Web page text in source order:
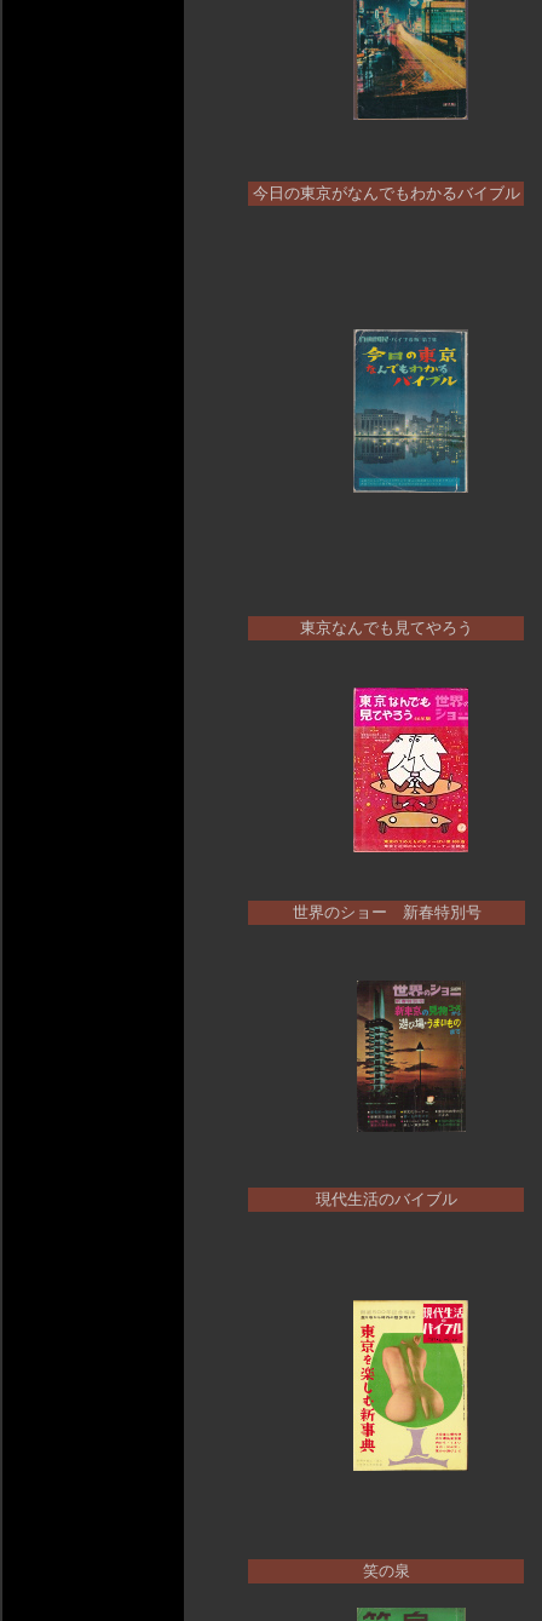
今日の東京がなんでもわかるバイブル
東京なんでも見てやろう
世界のショー 新春特別号
現代生活のバイブル
笑の泉